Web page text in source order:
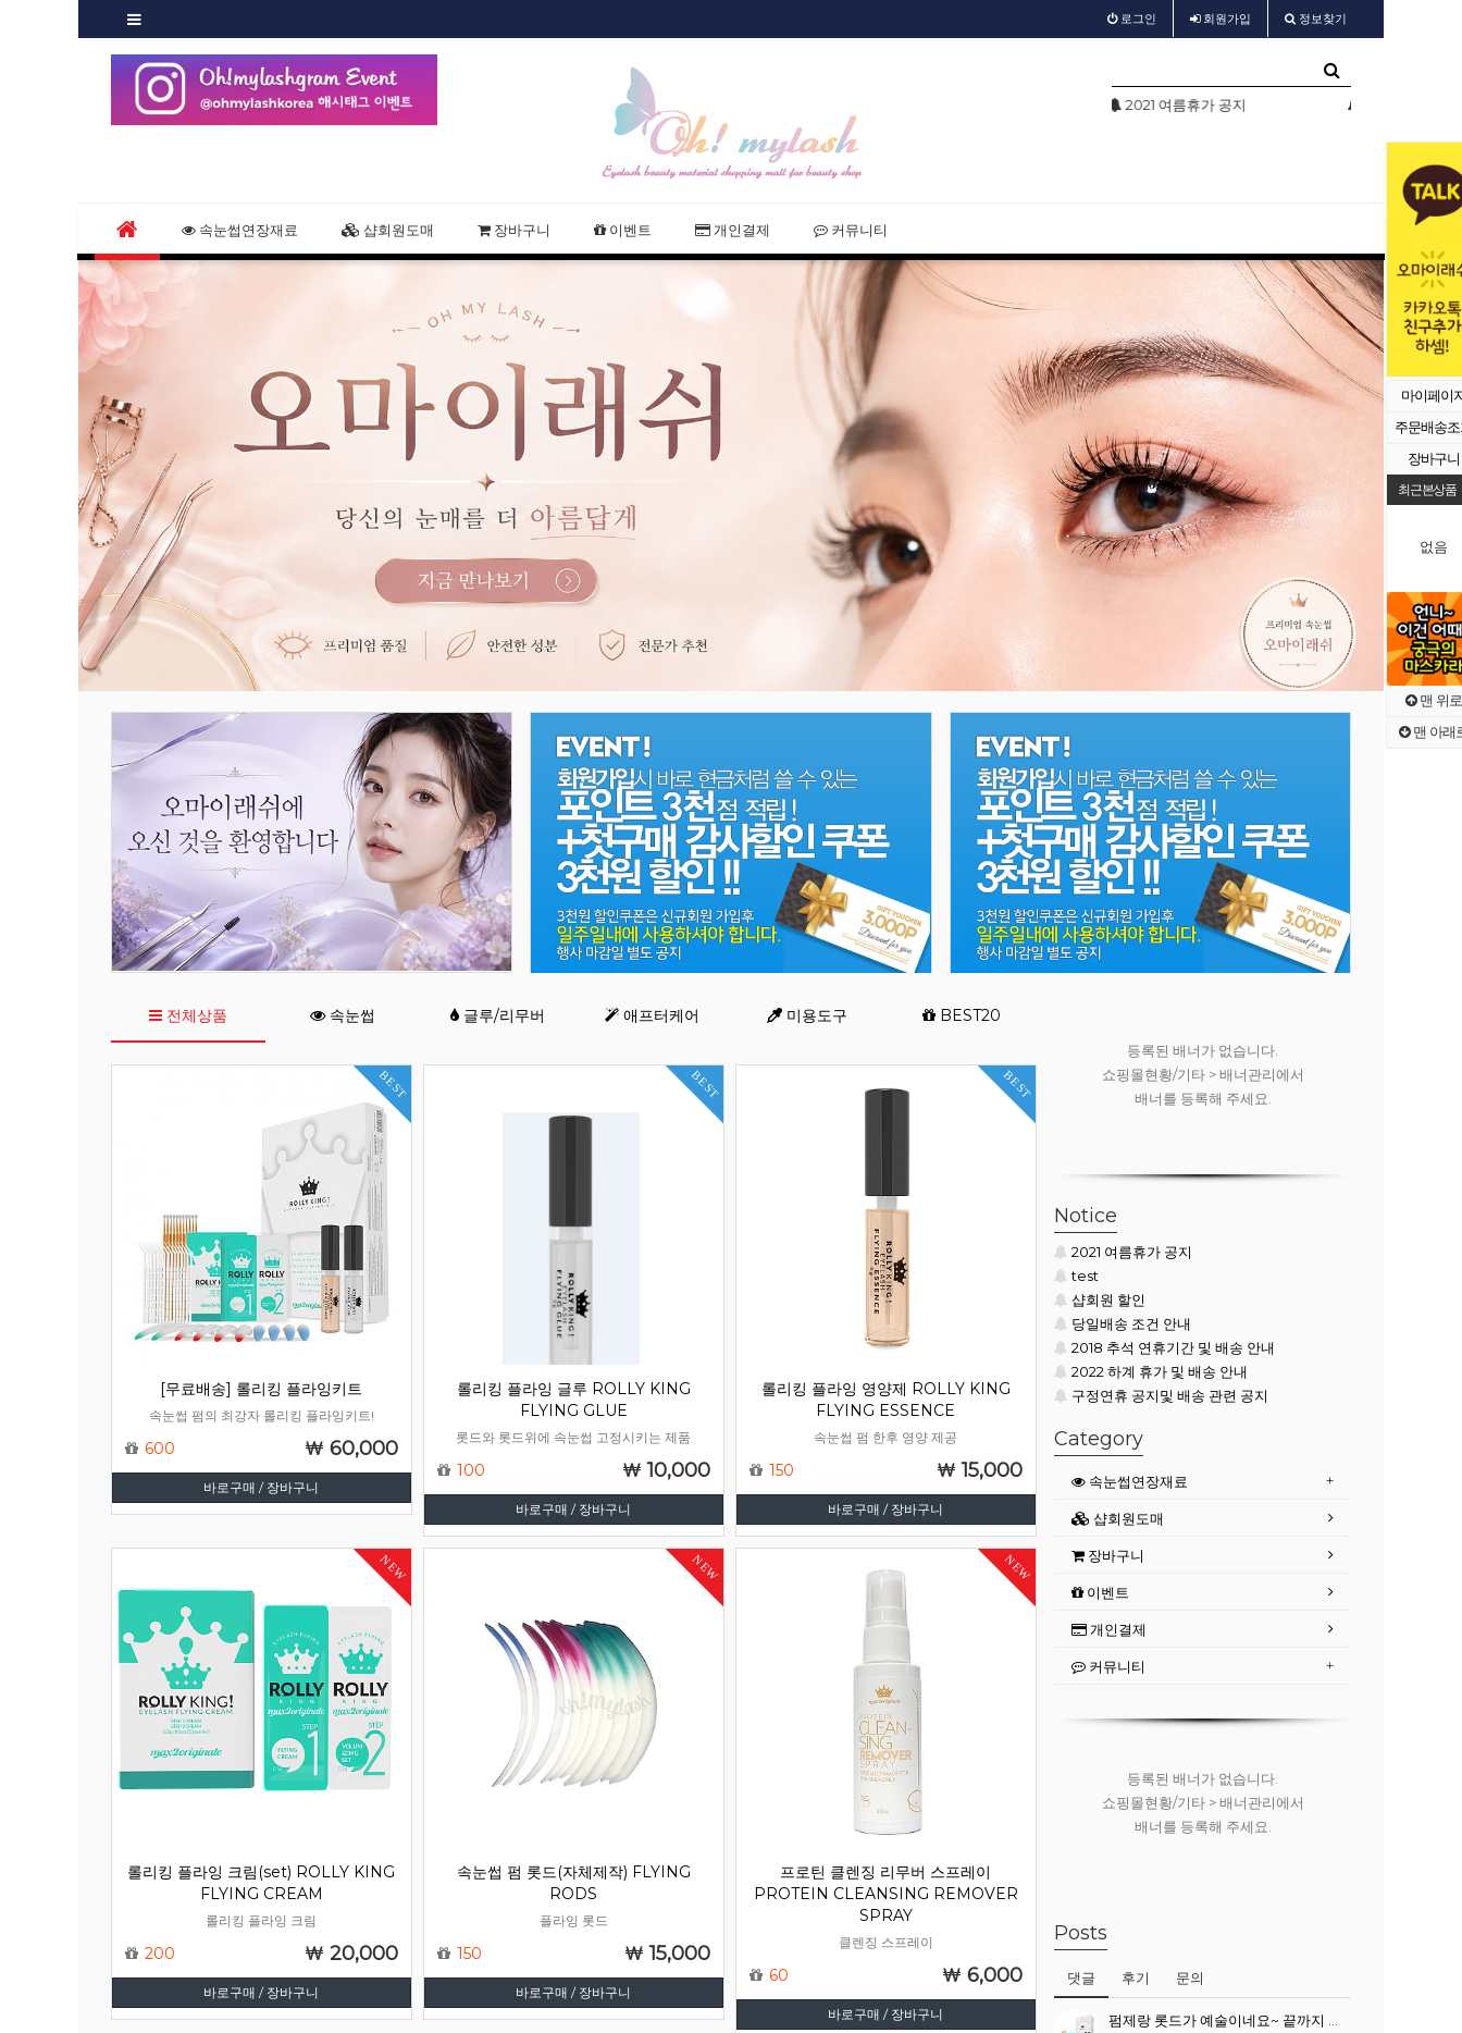
마이페이
주문배송
장바구니
최근본상품
없음
맨 위로
맨 아래
로그인 회원가입 정보찾기
샵회원 할인 test
속눈썹연장재료 샵회원도매 장바구니 이벤트 개인결제 커뮤니티
전체상품 속눈썹 글루/리무버 애프터케어 미용도구 BEST20
BEST
[무료배송] 롤리킹 플라잉키트
속눈썹 펌의 최강자 롤리킹 플라잉키트!
600 60,000
바로구매 / 장바구니
BEST
롤리킹 플라잉 글루 ROLLY KING
FLYING GLUE
롯드와 롯드위에 속눈썹 고정시키는 제품
100 10,000
바로구매 / 장바구니
BEST
롤리킹 플라잉 영양제 ROLLY KING
FLYING ESSENCE
속눈썹 펌 한후 영양 제공
150 15,000
바로구매 / 장바구니
NEW
롤리킹 플라잉 크림(set) ROLLY KING
FLYING CREAM
롤리킹 플라잉 크림
200 20,000
바로구매 / 장바구니
NEW
속눈썹 펌 롯드(자체제작) FLYING
RODS
플라잉 롯드
150 15,000
바로구매 / 장바구니
NEW
프로틴 클렌징 리무버 스프레이
PROTEIN CLEANSING REMOVER
SPRAY
클렌징 스프레이
60 6,000
바로구매 / 장바구니
쇼핑몰현황/기타 > 배너관리에서
배너를 등록해 주세요.
등록된 배너가 없습니다.
쇼핑몰현황/기타 > 배너관리에서
배너를 등록해 주세요.
Notice
2021 여름휴가 공지
test
샵회원 할인
당일배송 조건 안내
2018 추석 연휴기간 및 배송 안내
2022 하계 휴가 및 배송 안내
구정연휴 공지및 배송 관련 공지
Category
속눈썹연장재료
샵회원도매
장바구니
이벤트
개인결제
커뮤니티
등록된 배너가 없습니다.
쇼핑몰현황/기타 > 배너관리에서
배너를 등록해 주세요.
Posts
댓글 후기 문의
펌제랑 롯드가 예술이네요~ 끝까지 싹~ 말려서 컬이 진짜 예뻐요.